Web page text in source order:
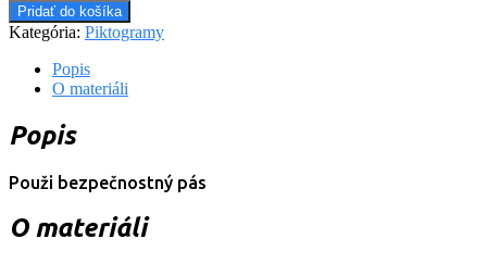
Pridať do košíka
Kategória: Piktogramy
Popis
O materiáli
Popis
Použi bezpečnostný pás
O materiáli